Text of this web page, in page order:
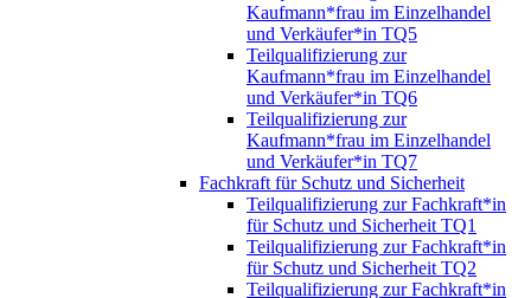
Kaufmann*frau im Einzelhandel
und Verkäufer*in TQ5
Teilqualifizierung zur
Kaufmann*frau im Einzelhandel
und Verkäufer*in TQ6
Teilqualifizierung zur
Kaufmann*frau im Einzelhandel
und Verkäufer*in TQ7
Fachkraft für Schutz und Sicherheit
Teilqualifizierung zur Fachkraft*in
für Schutz und Sicherheit TQ1
Teilqualifizierung zur Fachkraft*in
für Schutz und Sicherheit TQ2
Teilqualifizierung zur Fachkraft*in